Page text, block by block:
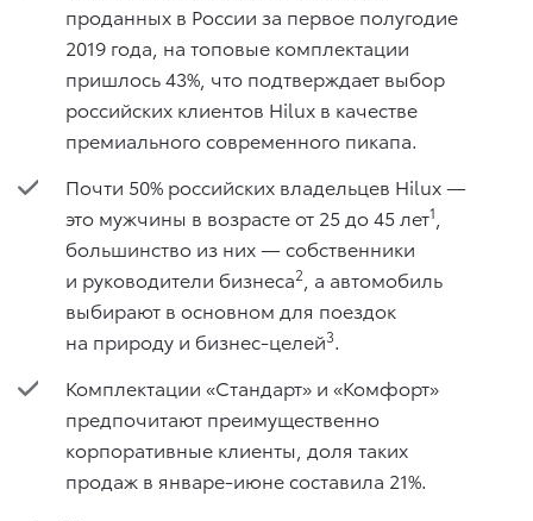
проданных в России за первое полугодие
2019 года, на топовые комплектации
пришлось 43%, что подтверждает выбор
российских клиентов Hilux в качестве
премиального современного пикапа.
Почти 50% российских владельцев Hilux —
это мужчины в возрасте от 25 до 45 лет1
большинство из них — собственники
и руководители бизнеса2
, а автомобиль
выбирают в основном для поездок
на природу и бизнес-целей3.
Комплектации «Стандарт» и «Комфорт»
предпочитают преимущественно
корпоративные клиенты, доля таких
продаж в январе-июне составила 21%.